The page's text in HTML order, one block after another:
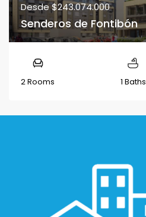
Desde$243.074.000
Senderos de Fontibón
2 Rooms 1 Baths